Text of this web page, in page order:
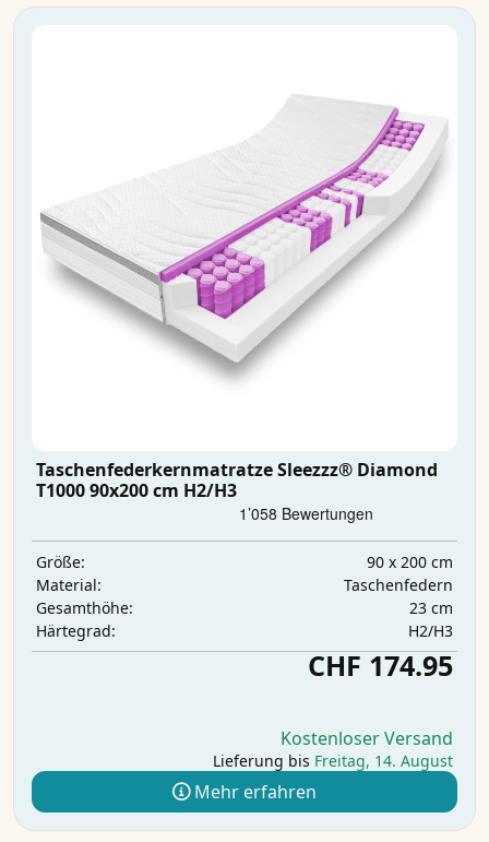
Taschenfederkernmatratze Sleezzz® Diamond
T1000 90x200 cm H2/H3
Größe:
90 x 200 cm
Material:
Taschenfedern
Gesamthöhe:
23 cm
Härtegrad:
H2/H3
CHF 174.95
Kostenloser Versand
Lieferung bis Freitag, 14. August
Mehr erfahren